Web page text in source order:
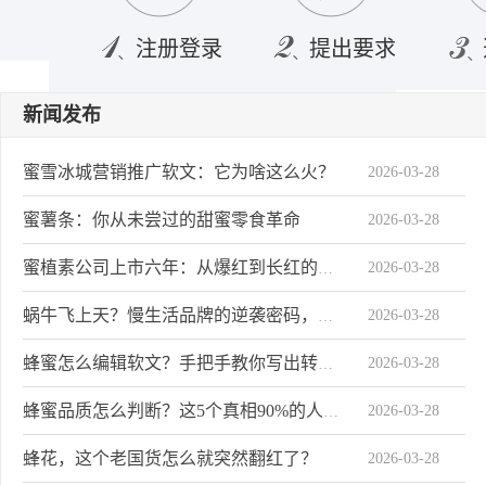
注册登录 提出要求
新闻发布
蜜雪冰城营销推广软文：它为啥这么火？ 2026-03-28
蜜薯条：你从未尝过的甜蜜零食革命 2026-03-28
蜜植素公司上市六年：从爆红到长红的秘密 2026-03-28
蜗牛飞上天？慢生活品牌的逆袭密码，揭秘三步走战略 2026-03-28
蜂蜜怎么编辑软文？手把手教你写出转化率爆表的文案 2026-03-28
蜂蜜品质怎么判断？这5个真相90%的人不知道 2026-03-28
蜂花，这个老国货怎么就突然翻红了？ 2026-03-28